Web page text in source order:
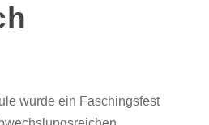
wurde ein Faschingsfest